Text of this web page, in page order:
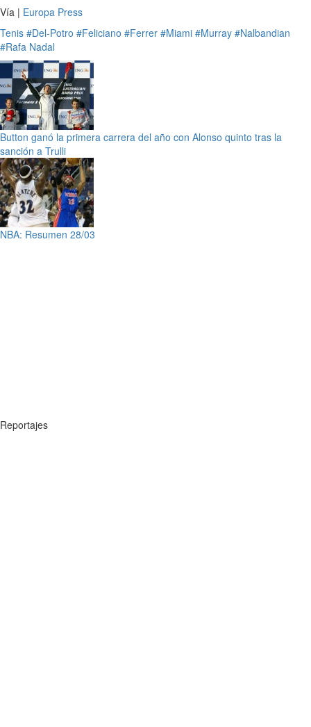
Vía | Europa Press
Tenis #Del-Potro #Feliciano #Ferrer #Miami #Murray #Nalbandian
#Rafa Nadal
Button ganó la primera carrera del año con Alonso quinto tras la
sanción a Trulli
NBA: Resumen 28/03
Reportajes